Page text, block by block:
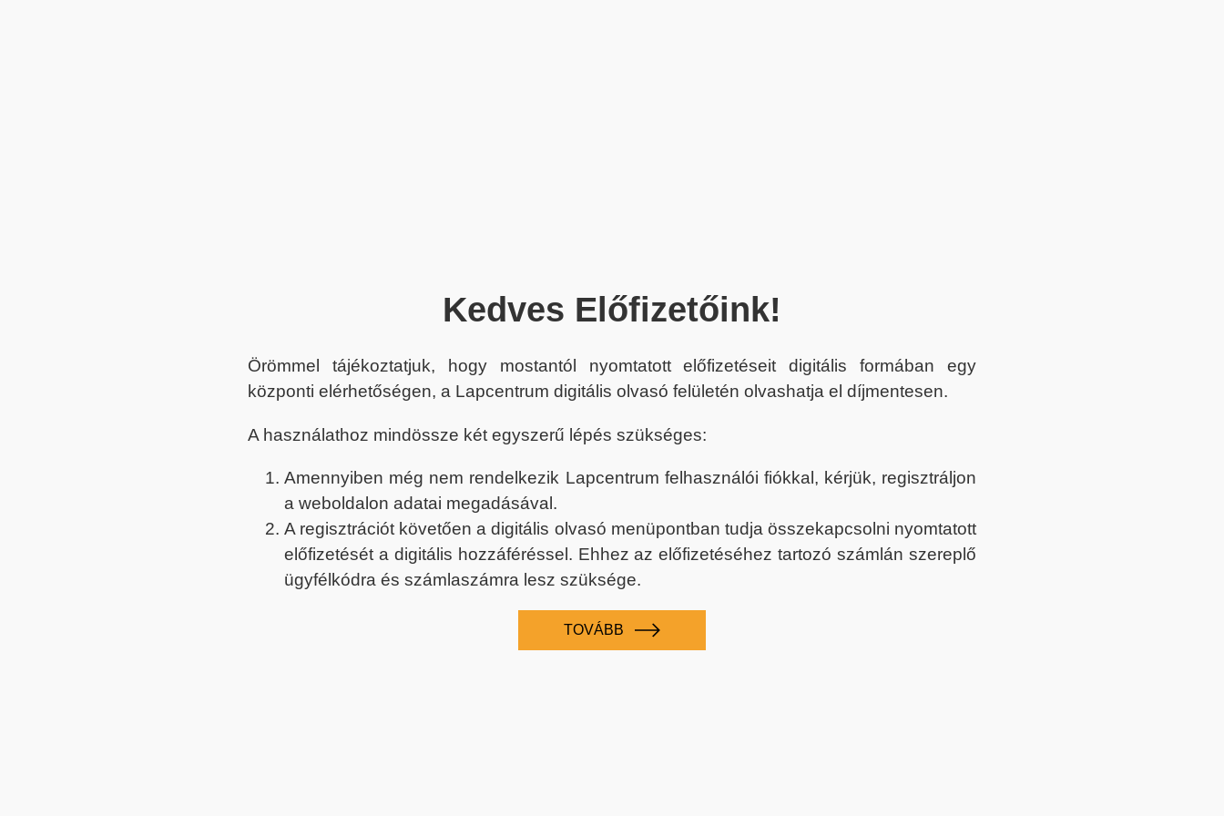
Kedves Előfizetőink!
Örömmel tájékoztatjuk, hogy mostantól nyomtatott előfizetéseit digitális formában egy
központi elérhetőségen, a Lapcentrum digitális olvasó felületén olvashatja el díjmentesen.
A használathoz mindössze két egyszerű lépés szükséges:
Amennyiben még nem rendelkezik Lapcentrum felhasználói fiókkal, kérjük, regisztráljon
a weboldalon adatai megadásával.
A regisztrációt követően a digitális olvasó menüpontban tudja összekapcsolni nyomtatott
előfizetését a digitális hozzáféréssel. Ehhez az előfizetéséhez tartozó számlán szereplő
ügyfélkódra és számlaszámra lesz szüksége.
TOVÁBB